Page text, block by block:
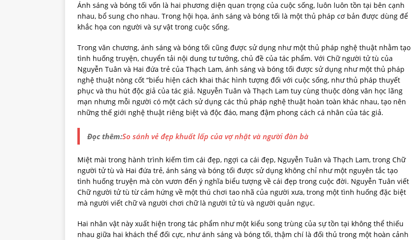
Ánh sáng và bóng tối vốn là hai phương diện quan trọng của cuộc sống, luôn luôn tồn tại bên cạnh
nhau, bổ sung cho nhau. Trong hội họa, ánh sáng và bóng tối là một thủ pháp cơ bản được dùng để
khắc họa con người và sự vật trong cuộc sống.
Trong văn chương, ánh sáng và bóng tối cũng được sử dụng như một thủ pháp nghệ thuật nhằm tạo
tình huống truyện, chuyển tải nội dung tư tưởng, chủ đề của tác phẩm. Với Chữ người tử tù của
Nguyễn Tuân và Hai đứa trẻ của Thạch Lam, ánh sáng và bóng tối được sử dụng như một thủ pháp
nghệ thuật nòng cốt “biểu hiện cách khai thác hình tượng đối với cuộc sống, như thủ pháp thuyết
phục và thu hút độc giả của tác giả. Nguyễn Tuân và Thạch Lam tuy cùng thuộc dòng văn học lãng
mạn nhưng mỗi người có một cách sử dụng các thủ pháp nghệ thuật hoàn toàn khác nhau, tạo nên
những thế giới nghệ thuật riêng biệt và độc đáo, mang đậm phong cách cá nhân của tác giả.
Đọc thêm:So sánh vẻ đẹp khuất lấp của vợ nhặt và người đàn bà
Miệt mài trong hành trình kiếm tìm cái đẹp, ngợi ca cái đẹp, Nguyễn Tuân và Thạch Lam, trong Chữ
người tử tù và Hai đứa trẻ, ánh sáng và bóng tối được sử dụng không chỉ như một nguyên tắc tạo
tình huống truyện mà còn vươn đến ý nghĩa biểu tượng về cái đẹp trong cuộc đời. Nguyễn Tuân viết
Chữ người tử tù từ cảm hứng về một thú chơi tao nhã của người xưa, trong một tình huống đặc biệt
mà người viết chữ và người chơi chữ là người tử tù và người quản ngục.
Hai nhân vật này xuất hiện trong tác phẩm như một kiểu song trùng của sự tồn tại không thể thiếu
nhau giữa hai khách thể đối cực, như ánh sáng và bóng tối, thậm chí là đối thủ trong một hoàn cảnh